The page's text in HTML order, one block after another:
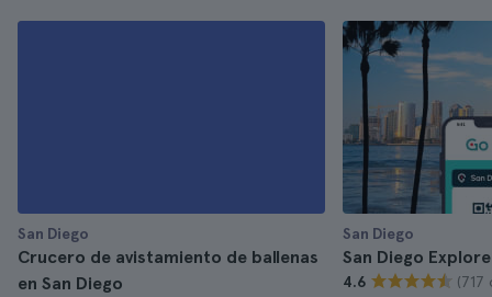
San Diego
Crucero de avistamiento de ballenas
en San Diego
San Diego
San Diego
4.6 (717